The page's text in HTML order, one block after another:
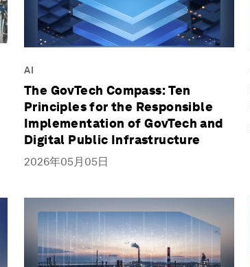
AI
The GovTech Compass: Ten
Principles for the Responsible
Implementation of GovTech and
Digital Public Infrastructure
2026年05月05日